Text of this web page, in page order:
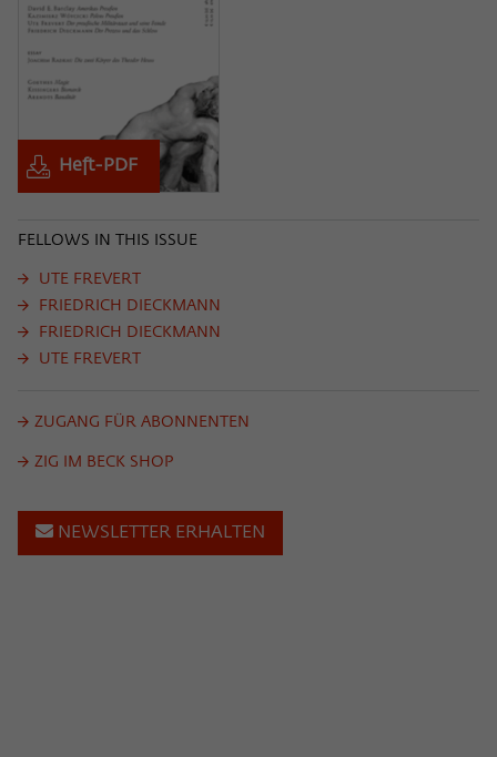
Heft-PDF
FELLOWS IN THIS ISSUE
UTE FREVERT
FRIEDRICH DIECKMANN
FRIEDRICH DIECKMANN
UTE FREVERT
ZUGANG FÜR ABONNENTEN
ZIG IM BECK SHOP
NEWSLETTER ERHALTEN